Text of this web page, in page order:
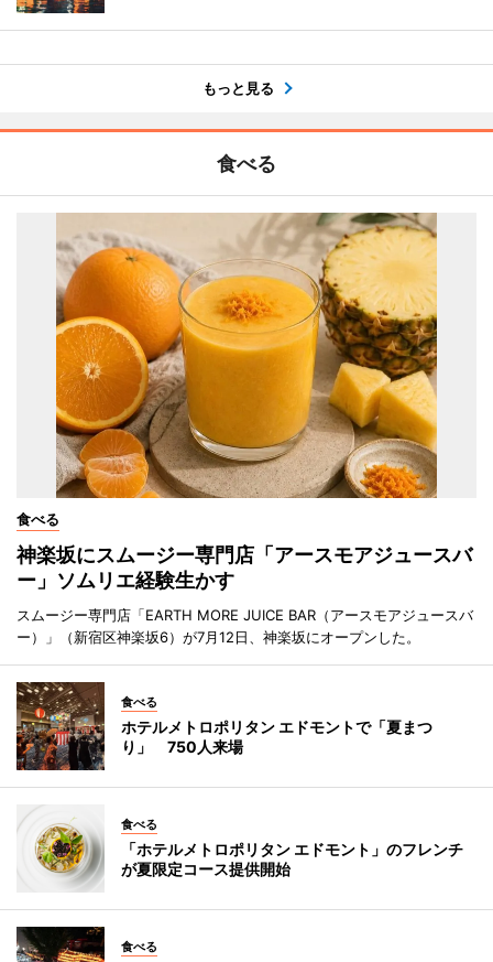
もっと見る
食べる
食べる
神楽坂にスムージー専門店「アースモアジュースバ
ー」ソムリエ経験生かす
スムージー専門店「EARTH MORE JUICE BAR（アースモアジュースバ
ー）」（新宿区神楽坂6）が7月12日、神楽坂にオープンした。
食べる
ホテルメトロポリタン エドモントで「夏まつ
り」 750人来場
食べる
「ホテルメトロポリタン エドモント」のフレンチ
が夏限定コース提供開始
食べる